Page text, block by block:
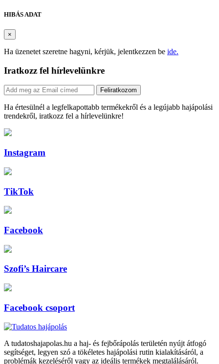
HIBÁS ADAT
×
Ha üzenetet szeretne hagyni, kérjük, jelentkezzen be ide.
Iratkozz fel hírlevelünkre
Feliratkozom
Ha értesülnél a legfelkapottabb termékekről és a legújabb hajápolási
trendekről, iratkozz fel a hírlevelünkre!
Instagram
TikTok
Facebook
Szofi’s Haircare
Facebook csoport
A tudatoshajapolas.hu a haj- és fejbőrápolás területén nyújt átfogó
segítséget, legyen szó a tökéletes hajápolási rutin kialakításáról, a
problémák kezeléséről vagy az ideális termékek megtalálásáról.